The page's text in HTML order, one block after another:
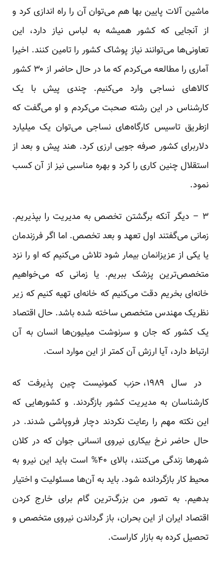
ماشین آلات پایین بها هم می‌توان آن را راه اندازی کرد و
از آنجایی که کشور همیشه به لباس نیاز دارد، این
تعاونی‌ها می‌توانند نیاز پوشاک کشور را تامین کنند. اخیرا
آماری را مطالعه می‌کردم که ما در حال حاضر از ۳۰ کشور
کالاهای نساجی وارد می‌کنیم. چندی پیش با یک
کار‌شناس در این رشته صحبت می‌کردم و او می‌گفت که
ازطریق تاسیس کارگاه‌های نساجی می‌توان یک میلیارد
دلاربرای کشور صرفه جویی ارزی کرد. هند پیش و بعد از
استقلال چنین کاری را کرد و بهره مناسبی نیز از آن کسب
نمود.
۳ – دیگر آنکه برگشتن تخصص به مدیریت را بپذیریم.
زمانی می‌گفتند اول تعهد و بعد تخصص. اما اگر فرزندمان
یا یکی از عزیزانمان بیمار شود تلاش می‌کنیم که او را نزد
متخصص‌ترین پزشک ببریم. یا زمانی که می‌خواهیم
خانه‌ای بخریم دقت می‌کنیم که خانه‌ای تهیه کنیم که زیر
نظریک مهندس متخصص ساخته شده باشد. حال اقتصاد
یک کشور که جان و سرنوشت میلیون‌ها انسان به آن
ارتباط دارد، آیا ارزش آن کمتر از این موارد است.
در سال ۱۹۸۹، حزب کمونیست چین پذیرفت که
کار‌شناسان به مدیریت کشور بازگردند. و کشورهایی که
این نکته مهم را رعایت نکردند دچار فروپاشی شدند. در
حال حاضر نرخ بیکاری نیروی انسانی جوان که در کلان
شهر‌ها زندگی می‌کنند، بالای ۴۰% است باید این نیرو به
محیط کار بازگردانده شود. باید به آن‌ها مسئولیت و اختیار
بدهیم. به تصور من بزرگ‌ترین گام برای خارج کردن
اقتصاد ایران از این بحران، باز گرداندن نیروی متخصص و
تحصیل کرده به بازار کاراست.